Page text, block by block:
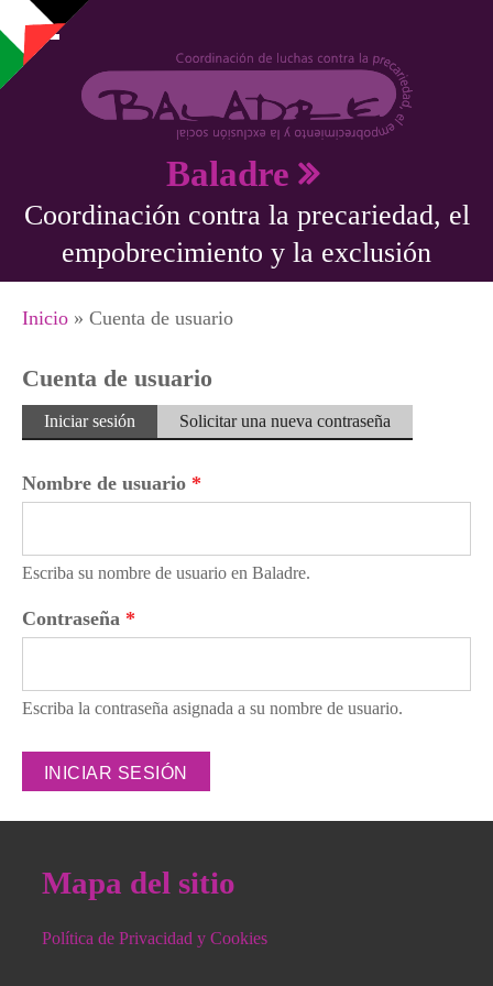
Pasar al contenido principal
Baladre
Coordinación contra la precariedad, el
empobrecimiento y la exclusión
Se encuentra usted aquí
Inicio » Cuenta de usuario
Cuenta de usuario
Solapas principales
Iniciar sesión (solapaSolicitar una nueva contraseña
Nombre de usuario *
Escriba su nombre de usuario en Baladre.
Contraseña *
Escriba la contraseña asignada a su nombre de usuario.
Mapa del sitio
Política de Privacidad y Cookies